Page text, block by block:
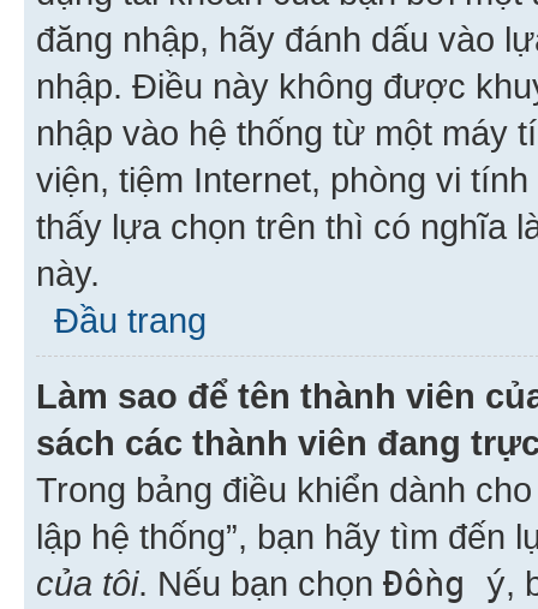
đăng nhập, hãy đánh dấu vào
nhập. Điều này không được
nhập vào hệ thống từ một máy
viện, tiệm Internet, phòng vi
thấy lựa chọn trên thì có nghĩa
này.
Đầu trang
Làm sao để tên thành viên
sách các thành viên đang
Trong bảng điều khiển dành
lập hệ thống”, bạn hãy tìm đến
của tôi. Nếu bạn chọn Đồng ý,